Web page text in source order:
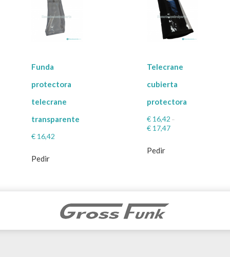
Funda
protectora
telecrane
transparente
€ 16,42
Pedir
Telecrane
cubierta
protectora
€16,42 –
€17,47
Pedir